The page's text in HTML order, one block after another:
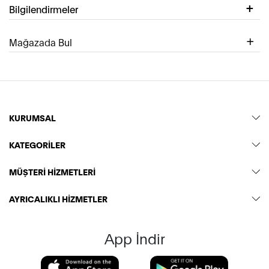
Bilgilendirmeler
Mağazada Bul
KURUMSAL
KATEGORİLER
MÜŞTERİ HİZMETLERİ
AYRICALIKLI HİZMETLER
App İndir